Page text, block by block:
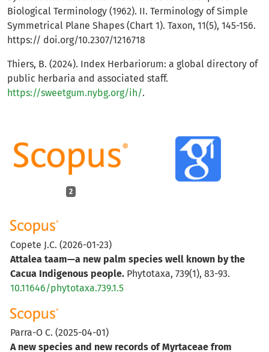
2
Copete J.C. (2026-01-23)
Attalea taam—a new palm species well known by the
Cacua Indigenous people. Phytotaxa, 739(1), 83-93.
10.11646/phytotaxa.739.1.5
Parra-O C. (2025-04-01)
A new species and new records of Myrtaceae from
Biological Terminology (1962). II. Terminology of Simple
Symmetrical Plane Shapes (Chart 1). Taxon, 11(5), 145-156.
https:// doi.org/10.2307/1216718
Thiers, B. (2024). Index Herbariorum: a global directory of
public herbaria and associated staff.
https://sweetgum.nybg.org/ih/.